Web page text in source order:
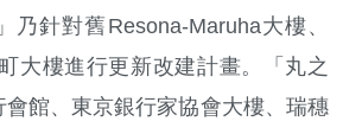
」 乃針對舊 Resona-Maruha大樓、
大樓進行更新改建計畫。「 丸之
會館、東京銀行家協會大樓、 瑞穗